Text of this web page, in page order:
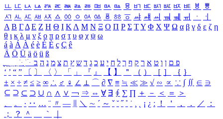
ㅥ ㅦ ㅧ ㅨ ㅩ ㅪ ㅫ ㅬ ㅭ ㅮ ㅯ ㅰ ㅱ ㅲ ㅳ ㅴ ㅵ ㅶ ㅷ ㅸ
ㅹ
ㅺ ㅻ ㅼ ㅽ ㅾ ㅿ ㆀ ㆁ ㆂ ㆃ ㆄ ㆅ ㆆ ㆇ ㆈ ㆉ ㆊ ㆋ ㆌ ㆍ
ㆎ
Α Β ΓΔ Ε Ζ Η Θ Ι ΚΛ Μ Ν Ξ Ο Π Ρ Σ ΤΥ Φ Χ Ψ Ω α β γ δ ε ζ η
θ ι κ λ μ ν ξ ο π ρ σ τ υ φ χ ψ ω
á à Á À é è É È ç Ç ê
Ä Ö Ü ä ö ü ß
ִֶֹ ֻּ ׁׂ פ ם ן ו ט א ר ק ף ך ל ח י ע כ ג ד ש ץ ת צ מ נ ה ב
‘ ’ “ ” 〔 〕 〈 〉 「 」 『 』 【 】 ＂ （ ） ［ ］ ｛ ｝
± × ÷ ≠ ≤ ≥ ∞ ∴ ♂ ♀ ∠ ⊥ ⌒ ∂ ∇ ≡ ≒ ≪ ≫ √ ∽ ∝ ∵ ∫ ∬ ∈ ∋
⊆ ⊇ ⊂ ⊃ ∪ ∩ ∧ ∨ ￢ ⇒ ⇔ ∀ ∃ ∮ ∑ ∏ ＋ － ＜ ＝
＞
、
。 · ‥ … ¨ 〃 ― ＼ ∼ ´ ～ ˇ ˘ ˝ ˚ ˙ ¸ ¡ ¿ ː ！ ＇ ， ． ／
：
；
？ ＾ ｀